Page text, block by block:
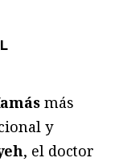
más
y
, el doctor